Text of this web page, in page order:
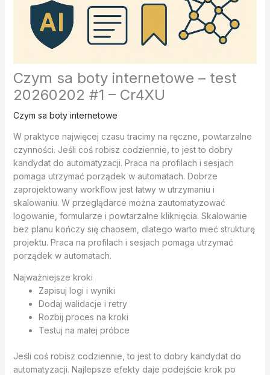
Czym sa boty internetowe – test
20260202 #1 – Cr4XU
Czym sa boty internetowe
W praktyce najwięcej czasu tracimy na ręczne, powtarzalne
czynności. Jeśli coś robisz codziennie, to jest to dobry
kandydat do automatyzacji. Praca na profilach i sesjach
pomaga utrzymać porządek w automatach. Dobrze
zaprojektowany workflow jest łatwy w utrzymaniu i
skalowaniu. W przeglądarce można zautomatyzować
logowanie, formularze i powtarzalne kliknięcia. Skalowanie
bez planu kończy się chaosem, dlatego warto mieć strukturę
projektu. Praca na profilach i sesjach pomaga utrzymać
porządek w automatach.
Najważniejsze kroki
Zapisuj logi i wyniki
Dodaj walidacje i retry
Rozbij proces na kroki
Testuj na małej próbce
Jeśli coś robisz codziennie, to jest to dobry kandydat do
automatyzacji. Najlepsze efekty daje podejście krok po